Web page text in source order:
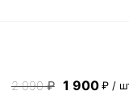
2 090₽ 1 900 ₽ /